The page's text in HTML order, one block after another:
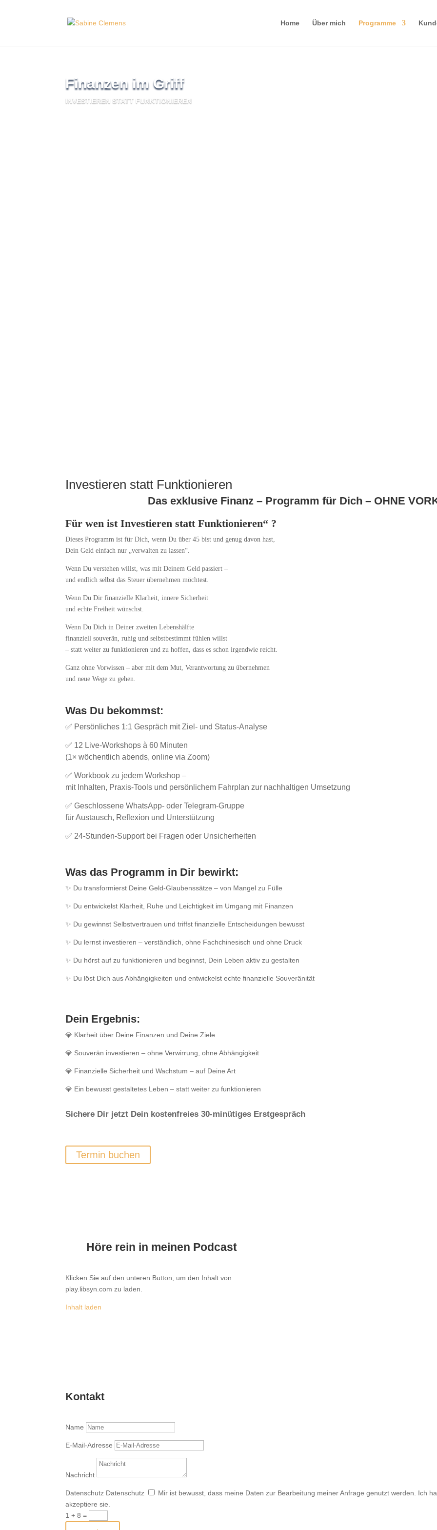
Home Über mich Programme
Finanzen im Griff
INVESTIEREN STATT FUNKTIONIEREN
Investieren statt Funktionieren
Das exklusive Finanz – Programm für Dich – OHNE
Für wen ist Investieren statt Funktionieren“ ?
Dieses Programm ist für Dich, wenn Du über 45 bist und genug davon hast,
Dein Geld einfach nur „verwalten zu lassen“.
Wenn Du verstehen willst, was mit Deinem Geld passiert –
und endlich selbst das Steuer übernehmen möchtest.
Wenn Du Dir finanzielle Klarheit, innere Sicherheit
und echte Freiheit wünschst.
Wenn Du Dich in Deiner zweiten Lebenshälfte
finanziell souverän, ruhig und selbstbestimmt fühlen willst
– statt weiter zu funktionieren und zu hoffen, dass es schon irgendwie reicht.
Ganz ohne Vorwissen – aber mit dem Mut, Verantwortung zu übernehmen
und neue Wege zu gehen.
Was Du bekommst:
✅ Persönliches 1:1 Gespräch mit Ziel- und Status-Analyse
✅ 12 Live-Workshops à 60 Minuten
(1× wöchentlich abends, online via Zoom)
✅ Workbook zu jedem Workshop –
mit Inhalten, Praxis-Tools und persönlichem Fahrplan zur nachhaltigen Umsetzung
✅ Geschlossene WhatsApp- oder Telegram-Gruppe
für Austausch, Reflexion und Unterstützung
✅ 24-Stunden-Support bei Fragen oder Unsicherheiten
Was das Programm in Dir bewirkt:
✨ Du transformierst Deine Geld-Glaubenssätze – von Mangel zu Fülle
✨ Du entwickelst Klarheit, Ruhe und Leichtigkeit im Umgang mit Finanzen
✨ Du gewinnst Selbstvertrauen und triffst finanzielle Entscheidungen bewusst
✨ Du lernst investieren – verständlich, ohne Fachchinesisch und ohne Druck
✨ Du hörst auf zu funktionieren und beginnst, Dein Leben aktiv zu gestalten
✨ Du löst Dich aus Abhängigkeiten und entwickelst echte finanzielle Souveränität
Dein Ergebnis:
💎 Klarheit über Deine Finanzen und Deine Ziele
💎 Souverän investieren – ohne Verwirrung, ohne Abhängigkeit
💎 Finanzielle Sicherheit und Wachstum – auf Deine Art
💎 Ein bewusst gestaltetes Leben – statt weiter zu funktionieren
Sichere Dir jetzt Dein kostenfreies 30-minütiges Erstgespräch
Termin buchen
Höre rein in meinen Podcast
Klicken Sie auf den unteren Button, um den Inhalt von
play.libsyn.com zu laden.
Inhalt laden
Kontakt
Name
E-Mail-Adresse
Nachricht
Datenschutz Datenschutz
Mir ist bewusst, dass meine Daten zur Bearbeitung meiner Anfrage genutzt werden. Ich
akzeptiere sie.
1 + 8 =